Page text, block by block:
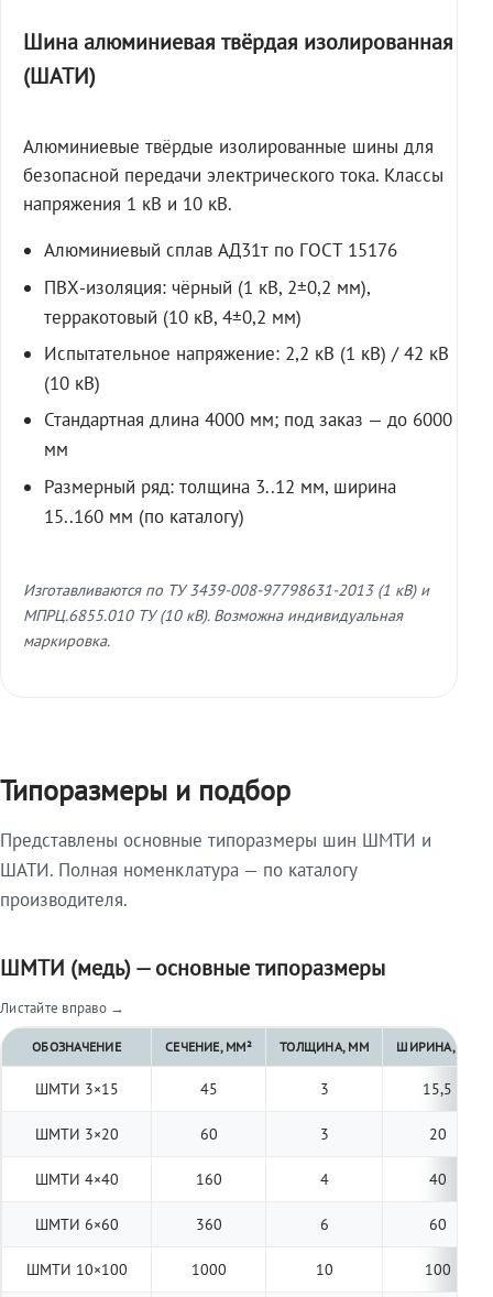
Шина алюминиевая твёрдая изолированная
(ШАТИ)
Алюминиевые твёрдые изолированные шины для
безопасной передачи электрического тока. Классы
напряжения 1 кВ и 10 кВ.
Алюминиевый сплав АД31т по ГОСТ 15176
ПВХ-изоляция: чёрный (1 кВ, 2±0,2 мм),
терракотовый (10 кВ, 4±0,2 мм)
Испытательное напряжение: 2,2 кВ (1 кВ) / 42 кВ
(10 кВ)
Стандартная длина 4000 мм; под заказ — до 6000
мм
Размерный ряд: толщина 3..12 мм, ширина
15..160 мм (по каталогу)
Изготавливаются по ТУ 3439-008-97798631-2013 (1 кВ) и
МПРЦ.6855.010 ТУ (10 кВ). Возможна индивидуальная
маркировка.
Типоразмеры и подбор
Представлены основные типоразмеры шин ШМТИ и
ШАТИ. Полная номенклатура — по каталогу
производителя.
ШМТИ (медь) — основные типоразмеры
Листайте вправо →
ОБОЗНАЧЕНИЕ СЕЧЕНИЕ, ММ² ТОЛЩИНА, ММ ШИРИНА, ММ
ШМТИ 3×15 45 3 15,5
ШМТИ 3×20 60 3 20
ШМТИ 4×40 160 4 40
ШМТИ 6×60 360 6 60
ШМТИ 10×100 1000 10 100